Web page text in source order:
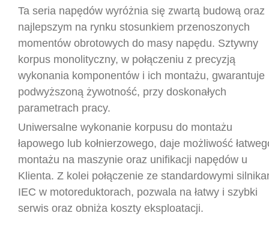
Ta seria napędów wyróżnia się zwartą budową oraz
najlepszym na rynku stosunkiem przenoszonych
momentów obrotowych do masy napędu. Sztywny
korpus monolityczny, w połączeniu z precyzją
wykonania komponentów i ich montażu, gwarantuje
podwyższoną żywotność, przy doskonałych
parametrach pracy.
Uniwersalne wykonanie korpusu do montażu
łapowego lub kołnierzowego, daje możliwość
montażu na maszynie oraz unifikacji napędów u
Klienta. Z kolei połączenie ze standardowymi
IEC w motoreduktorach, pozwala na łatwy i szybki
serwis oraz obniża koszty eksploatacji.